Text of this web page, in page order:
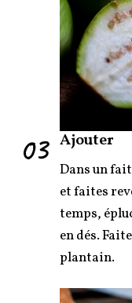
03 Ajouter
Dans un
et faites
temps,
en dés.
plantain.